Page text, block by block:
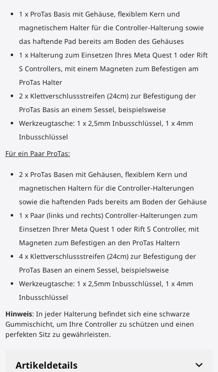
1 x ProTas Basis mit Gehäuse, flexiblem Kern und
magnetischem Halter für die Controller-Halterung sowie
das haftende Pad bereits am Boden des Gehäuses
1 x Halterung zum Einsetzen Ihres Meta Quest 1 oder Rift
S Controllers, mit einem Magneten zum Befestigen am
ProTas Halter
2 x Klettverschlussstreifen (24cm) zur Befestigung der
ProTas Basis an einem Sessel, beispielsweise
Werkzeugtasche: 1 x 2,5mm Inbusschlüssel, 1 x 4mm
Inbusschlüssel
Für ein Paar ProTas:
2 x ProTas Basen mit Gehäusen, flexiblem Kern und
magnetischen Haltern für die Controller-Halterungen
sowie die haftenden Pads bereits am Boden der Gehäuse
1 x Paar (links und rechts) Controller-Halterungen zum
Einsetzen Ihrer Meta Quest 1 oder Rift S Controller, mit
Magneten zum Befestigen an den ProTas Haltern
4 x Klettverschlussstreifen (24cm) zur Befestigung der
ProTas Basen an einem Sessel, beispielsweise
Werkzeugtasche: 1 x 2,5mm Inbusschlüssel, 1 x 4mm
Inbusschlüssel
Hinweis: In jeder Halterung befindet sich eine schwarze
Gummischicht, um Ihre Controller zu schützen und einen
perfekten Sitz zu gewährleisten.
Artikeldetails